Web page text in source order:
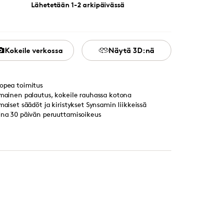
Lähetetään 1-2 arkipäivässä
Kokeile verkossa Näytä 3D:nä
toimitus
palautus, kokeile rauhassa kotona
säädöt ja kiristykset Synsamin liikkeissä
30 päivän peruuttamisoikeus